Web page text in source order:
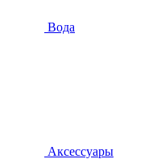
Вода
Аксессуары